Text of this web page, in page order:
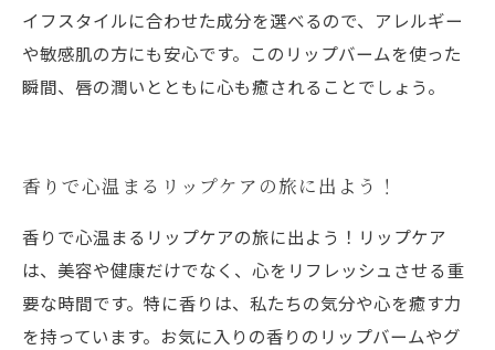
イフスタイルに合わせた成分を選べるので、アレルギー
や敏感肌の方にも安心です。このリップバームを使った
瞬間、唇の潤いとともに心も癒されることでしょう。
香りで心温まるリップケアの旅に出よう！
香りで心温まるリップケアの旅に出よう！リップケア
は、美容や健康だけでなく、心をリフレッシュさせる重
要な時間です。特に香りは、私たちの気分や心を癒す力
を持っています。お気に入りの香りのリップバームやグ